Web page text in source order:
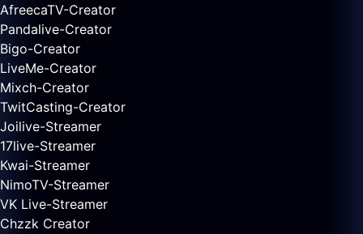
AfreecaTV-Creator
Pandalive-Creator
Bigo-Creator
LiveMe-Creator
Mixch-Creator
TwitCasting-Creator
Joilive-Streamer
17live-Streamer
Kwai-Streamer
NimoTV-Streamer
VK Live-Streamer
Chzzk Creator